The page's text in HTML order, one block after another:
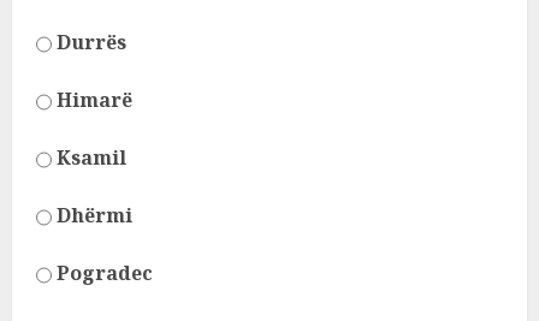
Durrës
Himarë
Ksamil
Dhërmi
Pogradec